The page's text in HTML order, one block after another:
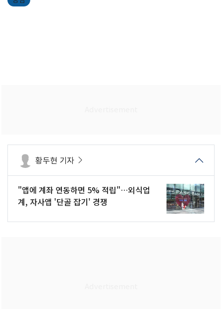
황두현 기자
"앱에 계좌 연동하면 5% 적립"…외식업
계, 자사앱 '단골 잡기' 경쟁